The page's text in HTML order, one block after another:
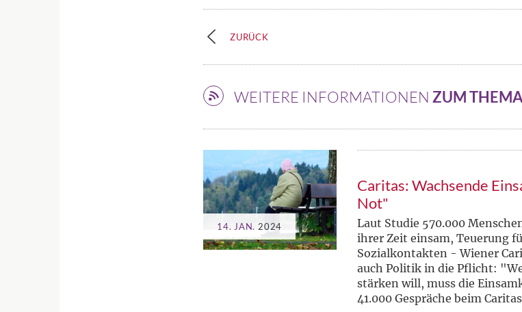
ZURÜCK
WEITERE INFORMATIONEN ZUM THEMA
14. JAN. 2024
Caritas: Wachsende
Not"
Laut Studie 570.000
ihrer Zeit einsam, Teuerung
Sozialkontakten - Wiener
auch Politik in die Pflicht:
stärken will, muss die
41.000 Gespräche beim